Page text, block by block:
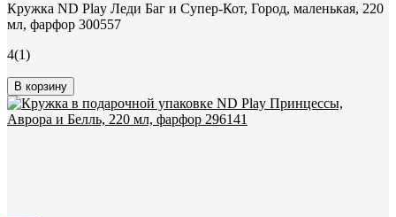
Кружка ND Play Леди Баг и Супер-Кот, Город, маленькая, 220
мл, фарфор 300557
4(1)
В корзину